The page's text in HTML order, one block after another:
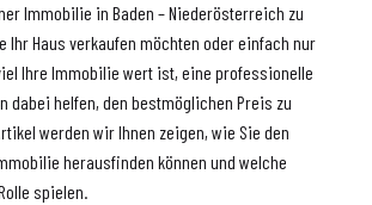
Immobilie in Baden – Niederösterreich zu
Ihr Haus verkaufen möchten oder einfach nur
Ihre Immobilie wert ist, eine professionelle
dabei helfen, den bestmöglichen Preis zu
werden wir Ihnen zeigen, wie Sie den
herausfinden können und welche
spielen.